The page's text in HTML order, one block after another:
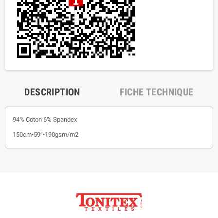
DESCRIPTION FICHE TECHNIQUE
94% Coton 6% Spandex
150cm•59”•190gsm/m2